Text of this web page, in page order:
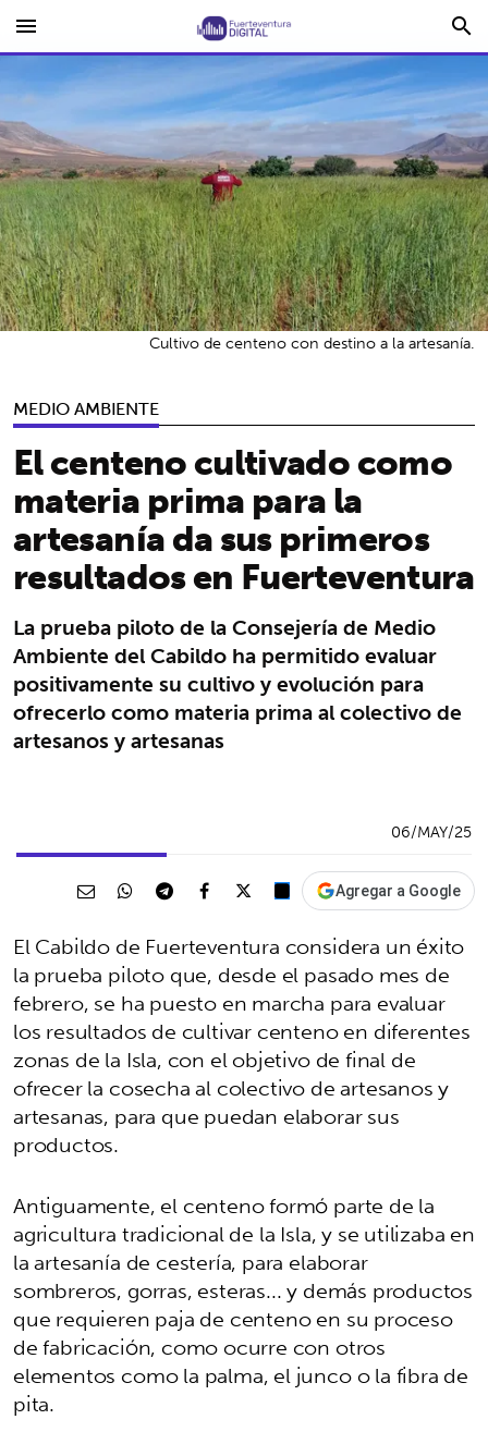
menu search
MEDIO AMBIENTE
El centeno cultivado como
materia prima para la
artesanía da sus primeros
resultados en Fuerteventura
La prueba piloto de la Consejería de Medio
Ambiente del Cabildo ha permitido evaluar
positivamente su cultivo y evolución para
ofrecerlo como materia prima al colectivo de
artesanos y artesanas
Cultivo de centeno con destino a la artesanía.
06/MAY/25
Agregar a Google
El Cabildo de Fuerteventura considera un éxito
la prueba piloto que, desde el pasado mes de
febrero, se ha puesto en marcha para evaluar
los resultados de cultivar centeno en diferentes
zonas de la Isla, con el objetivo de final de
ofrecer la cosecha al colectivo de artesanos y
artesanas, para que puedan elaborar sus
productos.
Antiguamente, el centeno formó parte de la
agricultura tradicional de la Isla, y se utilizaba en
la artesanía de cestería, para elaborar
sombreros, gorras, esteras... y demás productos
que requieren paja de centeno en su proceso
de fabricación, como ocurre con otros
elementos como la palma, el junco o la fibra de
pita.